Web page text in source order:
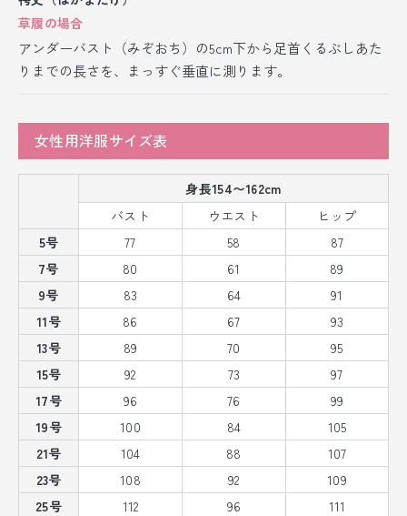
草履の場合
アンダーバスト（みぞおち）の5cm下から足首くるぶしあた
りまでの長さを、まっすぐ垂直に測ります。
女性用洋服サイズ表
身長154〜162cm
バスト
ウエスト
ヒップ
5号
77 58
87
7号
80 61
89
9号
83 64
91
11号
86 67
93
13号
89 70
95
15号
92 73
97
17号
96 76
99
19号
100 84
105
21号
104 88
107
23号
108 92
109
25号
112 96 111